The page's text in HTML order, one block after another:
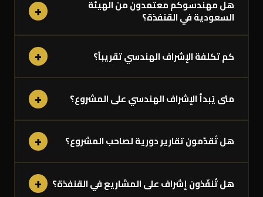
هل مهندسوكم معتمدون من الهيئة
السعودية في القنفذة؟ +
كم تكلفة الإشراف الهندسي تقريباً؟ +
متى يَبدأ الإشراف الهندسي على المشروع؟ +
هل تُقدّمون تقارير دورية لصاحب المشروع؟ +
هل تُنفّذون إشراف على المشاريع في القنفذة؟ +